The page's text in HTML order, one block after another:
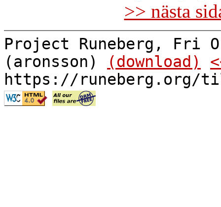
>> nästa
Project Runeberg, Fri
(aronsson)
(download)
https://runeberg.org/